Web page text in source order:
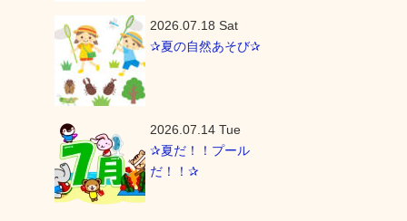
2026.07.18 Sat
✰夏の自然あそび✰
2026.07.14 Tue
✰夏だ！！プール
だ！！✰